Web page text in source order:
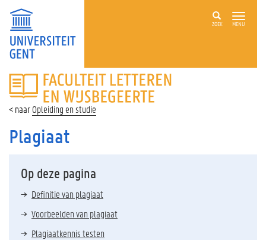
ZOEK MENU
FACULTEIT
LETTEREN
WIJSBEGEERTE
Opleiding en studie
Plagiaat
Op deze pagina
Definitie van plagiaat
Voorbeelden van plagiaat
Plagiaatkennis testen